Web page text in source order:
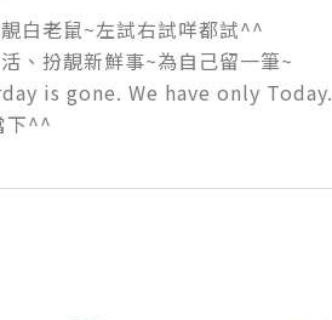
白老鼠~左試右試咩都試^^
、扮靚新鮮事~為自己留一筆~
is gone. We have only Today.
下^^